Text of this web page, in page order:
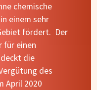
chemische
einem sehr
fördert. Der
für einen
die
des
April 2020